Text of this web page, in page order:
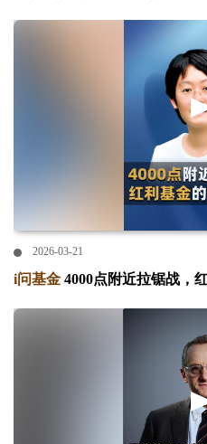
2026-03-21
i问基金 4000点附近拉锯战，